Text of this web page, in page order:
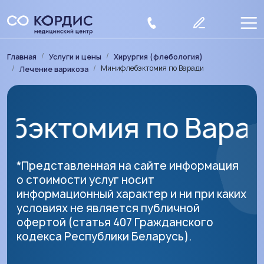
Строка навигации
Главная Услуги и цены
Хирургия (флебология)
Лечение варикоза
Минифлебэктомия по Варади
по Варади
*Представленная на сайте информация
о стоимости услуг носит
информационный характер и ни при каких
условиях не является публичной
офертой (статья 407 Гражданского
кодекса Республики Беларусь).